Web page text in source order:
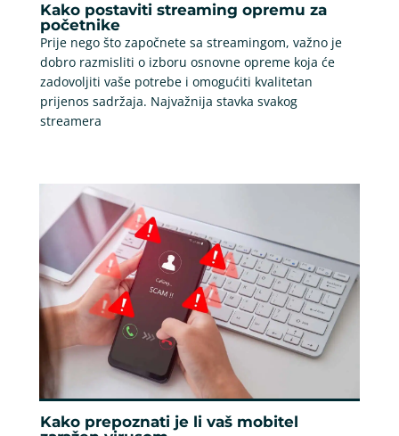
Kako postaviti streaming opremu za
početnike
Prije nego što započnete sa streamingom, važno je
dobro razmisliti o izboru osnovne opreme koja će
zadovoljiti vaše potrebe i omogućiti kvalitetan
prijenos sadržaja. Najvažnija stavka svakog
streamera
Kako prepoznati je li vaš mobitel